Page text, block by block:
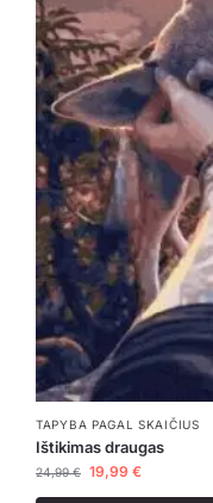
TAPYBA PAGAL SKAIČIUS
Ištikimas draugas
24,99€ 19,99 €